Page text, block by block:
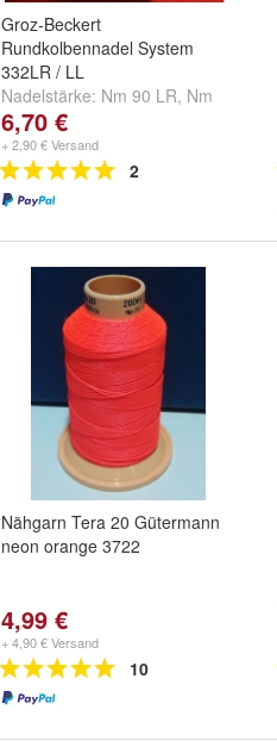
Groz-Beckert
Rundkolbennadel System
332LR / LL
Nadelstärke: Nm 90 LR, Nm
100 LR,Nm 110 LR
weitere ...
6,70 €
+ 2,90 € Versand
2
Nähgarn Tera 20 Gütermann
neon orange 3722
4,99 €
+ 4,90 € Versand
10